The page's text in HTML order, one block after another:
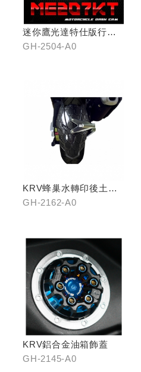
迷你鷹光達特仕版行車
記錄器
GH-2504-A0
KRV蜂巢水轉印後土除
(鈦灰色)
GH-2162-A0
KRV鋁合金油箱飾蓋
GH-2145-A0